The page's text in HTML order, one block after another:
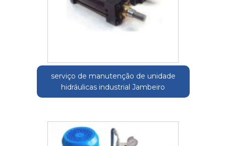
serviço de manutenção de unidade
hidráulicas industrial Jambeiro